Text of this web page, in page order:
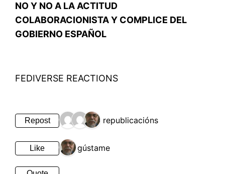
NO Y NO A LA ACTITUD
COLABORACIONISTA Y COMPLICE DEL
GOBIERNO ESPAÑOL
FEDIVERSE REACTIONS
Repost 3 republicacións
Like 1 gústame